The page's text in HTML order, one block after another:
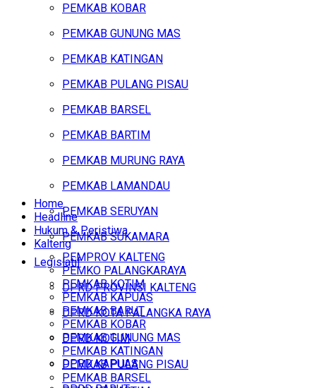
PEMKAB KOBAR
PEMKAB GUNUNG MAS
PEMKAB KATINGAN
PEMKAB PULANG PISAU
PEMKAB BARSEL
PEMKAB BARTIM
PEMKAB MURUNG RAYA
PEMKAB LAMANDAU
PEMKAB SERUYAN
PEMKAB SUKAMARA
Legislatif
DPRD PROVINSI KALTENG
DPRD KOTA PALANGKA RAYA
DPRD KOTIM
DPRD KAPUAS
Home
Headline
Hukum & Peristiwa
Kalteng
PEMPROV KALTENG
PEMKO PALANGKARAYA
PEMKAB KOTIM
PEMKAB KAPUAS
PEMKAB BARUT
PEMKAB KOBAR
PEMKAB GUNUNG MAS
PEMKAB KATINGAN
PEMKAB PULANG PISAU
PEMKAB BARSEL